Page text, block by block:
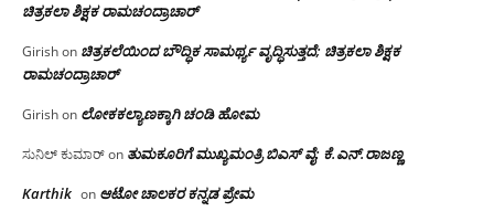
ಚಿತ್ರಕಲಾ ಶಿಕ್ಷಕ ರಾಮಚಂದ್ರಾಚಾರ್
Girishon ಚಿತ್ರಕಲೆಯಿಂದ ಬೌದ್ಧಿಕ ಸಾಮರ್ಥ್ಯ ವೃದ್ಧಿಸುತ್ತದೆ; ಚಿತ್ರಕಲಾ ಶಿಕ್ಷಕ
ರಾಮಚಂದ್ರಾಚಾರ್
Girishon ಲೋಕಕಲ್ಯಾಣಕ್ಕಾಗಿ ಚಂಡಿ ಹೋಮ
ಸುನಿಲ್ ಕುಮಾರ್on ತುಮಕೂರಿಗೆ ಮುಖ್ಯಮಂತ್ರಿ ಬಿಎಸ್ ವೈ: ಕೆ.ಎನ್.ರಾಜಣ್ಣ
Karthik on ಆಟೋ ಚಾಲಕರ ಕನ್ನಡ ಪ್ರೇಮ